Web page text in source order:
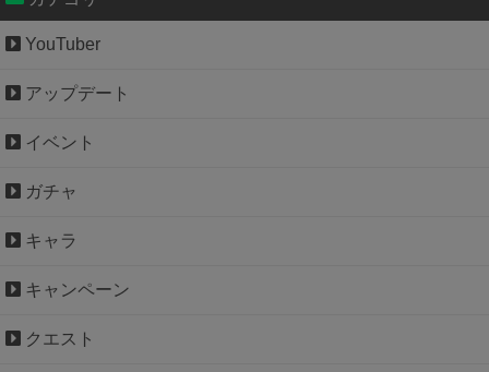
YouTuber
アップデート
イベント
ガチャ
キャラ
キャンペーン
クエスト